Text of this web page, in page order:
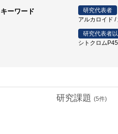
キーワード
研究代表者
アルカロイド
研究代表者
シトクロム
研究課題 (5件)